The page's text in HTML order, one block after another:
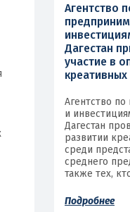
Агентство
Дагестан
участие в
Агентство
и
Дагестан
развитии
среди
среднего
также тех,
Подробнее